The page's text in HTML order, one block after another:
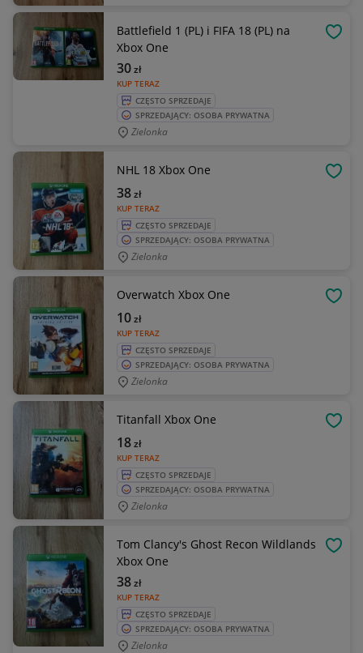
Battlefield 1 (PL) i FIFA 18 (PL) na
Xbox One
KUP TERAZ
30zł
CZĘSTO SPRZEDAJE
SPRZEDAJĄCY: OSOBA PRYWATNA
Zielonka
NHL 18 Xbox One
KUP TERAZ
38zł
CZĘSTO SPRZEDAJE
SPRZEDAJĄCY: OSOBA PRYWATNA
Zielonka
Overwatch Xbox One
KUP TERAZ
10zł
CZĘSTO SPRZEDAJE
SPRZEDAJĄCY: OSOBA PRYWATNA
Zielonka
Titanfall Xbox One
KUP TERAZ
18zł
CZĘSTO SPRZEDAJE
SPRZEDAJĄCY: OSOBA PRYWATNA
Zielonka
Tom Clancy's Ghost Recon Wildlands
Xbox One
KUP TERAZ
38zł
CZĘSTO SPRZEDAJE
SPRZEDAJĄCY: OSOBA PRYWATNA
Zielonka